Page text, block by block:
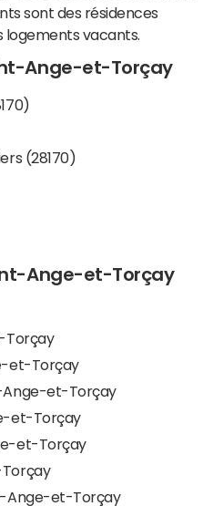
sont des résidences
logements vacants.
Ange-et-Torçay
(28170)
Ange-et-Torçay
Torçay
et-Torçay
Ange-et-Torçay
et-Torçay
et-Torçay
Ange-et-Torçay